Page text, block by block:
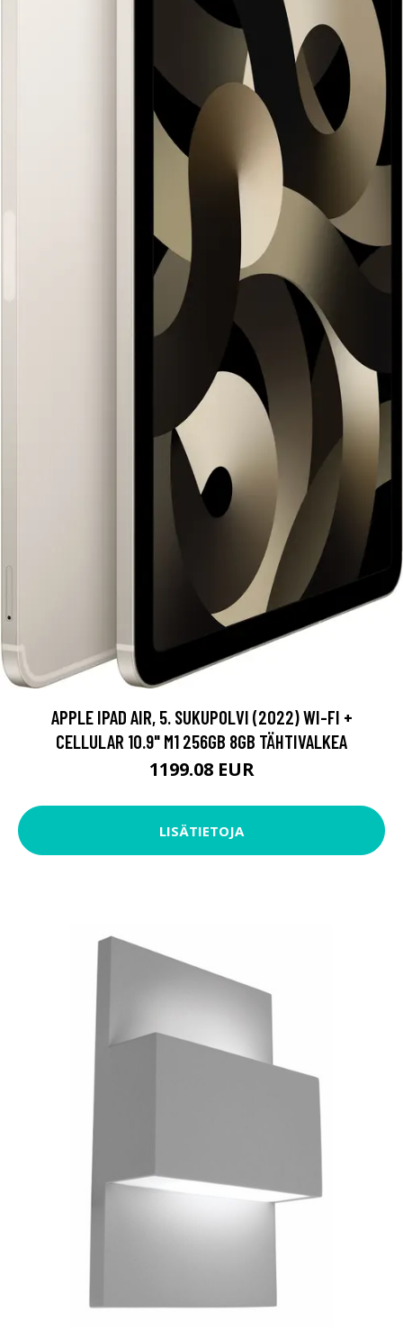
APPLE IPAD AIR, 5. SUKUPOLVI (2022) WI-FI +
CELLULAR 10.9" M1 256GB 8GB TÄHTIVALKEA
1199.08 EUR
LISÄTIETOJA